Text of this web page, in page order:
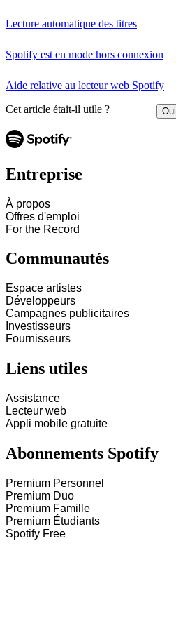
Lecture automatique des titres
Spotify est en mode hors connexion
Aide relative au lecteur web Spotify
Cet article était-il utile ? Oui
Entreprise
À propos
Offres d'emploi
For the Record
Communautés
Espace artistes
Développeurs
Campagnes publicitaires
Investisseurs
Fournisseurs
Liens utiles
Assistance
Lecteur web
Appli mobile gratuite
Abonnements Spotify
Premium Personnel
Premium Duo
Premium Famille
Premium Étudiants
Spotify Free